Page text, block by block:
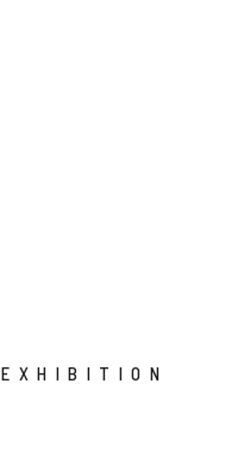
EXHIBITION